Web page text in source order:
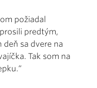
požiadal
predtým,
deň sa dvere na
Tak som na